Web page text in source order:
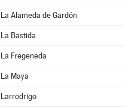
La Alameda de Gardón
La Bastida
La Fregeneda
La Maya
Larrodrigo